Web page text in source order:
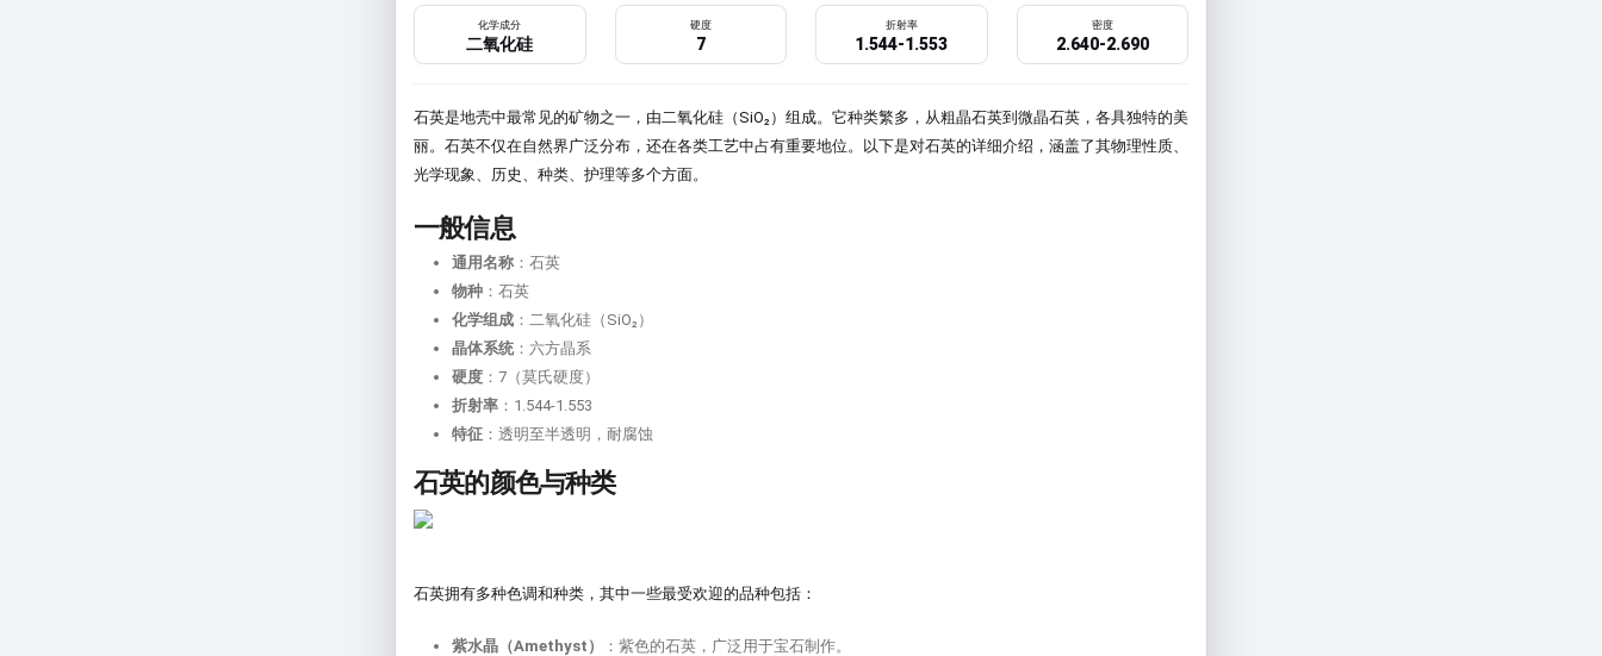
化学成分
二氧化硅
硬度
7
折射率
1.544-1.553
密度
2.640-2.690
石英是地壳中最常见的矿物之一，由二氧化硅（SiO₂）组成。它种类繁多，从粗晶石英到微晶石英，各具独特的美
丽。石英不仅在自然界广泛分布，还在各类工艺中占有重要地位。以下是对石英的详细介绍，涵盖了其物理性质、
光学现象、历史、种类、护理等多个方面。
一般信息
通用名称 ：石英
物种 ：石英
化学组成 ：二氧化硅（SiO₂）
晶体系统：六方晶系
硬度 ：7（莫氏硬度）
折射率 ：1.544-1.553
特征 ：透明至半透明，耐腐蚀
石英的颜色与种类
石英拥有多种色调和种类，其中一些最受欢迎的品种包括：
紫水晶（Amethyst）
：紫色的石英，广泛用于宝石制作。